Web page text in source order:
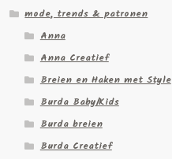
mode, trends & patronen
Anna
Anna Creatief
Breien en Haken met Style
Burda Baby/Kids
Burda breien
Burda Creatief